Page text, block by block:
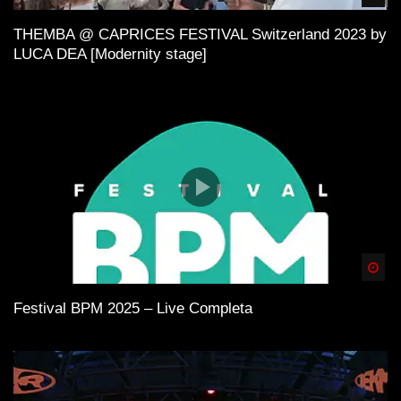
THEMBA @ CAPRICES FESTIVAL Switzerland 2023 by
LUCA DEA [Modernity stage]
Festival BPM 2025 – Live Completa